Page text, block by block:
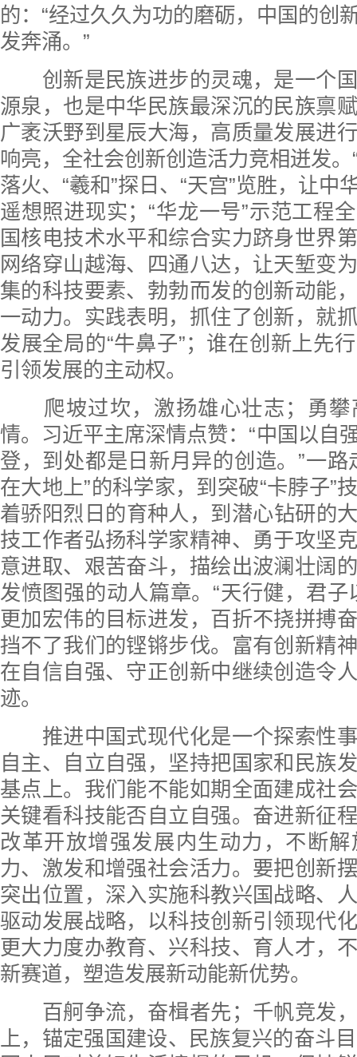
的：“经过久久为功的磨砺，中国的创
发奔涌。”
创新是民族进步的灵魂，是一个国
源泉，也是中华民族最深沉的民族禀
广袤沃野到星辰大海，高质量发展进
响亮，全社会创新创造活力竞相迸发。
落火、“羲和”探日、“天宫”览胜，让中
遥想照进现实；“华龙一号”示范工程
国核电技术水平和综合实力跻身世界
网络穿山越海、四通八达，让天堑变
集的科技要素、勃勃而发的创新动能
一动力。实践表明，抓住了创新，就
发展全局的“牛鼻子”；谁在创新上先
引领发展的主动权。
爬坡过坎，激扬雄心壮志；勇攀
情。习近平主席深情点赞：“中国以自
登，到处都是日新月异的创造。”一路
在大地上”的科学家，到突破“卡脖子”
着骄阳烈日的育种人，到潜心钻研
技工作者弘扬科学家精神、勇于攻坚
意进取、艰苦奋斗，描绘出波澜壮阔
发愤图强的动人篇章。“天行健，君子
更加宏伟的目标进发，百折不挠拼搏
挡不了我们的铿锵步伐。富有创新精
在自信自强、守正创新中继续创造令
迹。
推进中国式现代化是一个探索性事
自主、自立自强，坚持把国家和民族
基点上。我们能不能如期全面建成社
关键看科技能否自立自强。奋进新征
改革开放增强发展内生动力，不断
力、激发和增强社会活力。要把创新
突出位置，深入实施科教兴国战略、
驱动发展战略，以科技创新引领现代
更大力度办教育、兴科技、育人才，
新赛道，塑造发展新动能新优势。
百舸争流，奋楫者先；千帆竞发，
上，锚定强国建设、民族复兴的奋斗